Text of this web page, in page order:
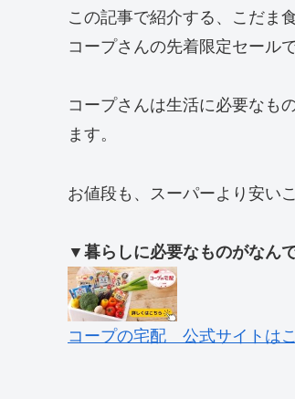
この記事で紹介する、こだま
コープさんの先着限定セール
コープさんは生活に必要なも
ます。
お値段も、スーパーより安い
▼暮らしに必要なものがなん
コープの宅配 公式サイトは